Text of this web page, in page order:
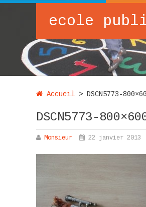
ecole
Accueil > DSCN5773-
DSCN5773-
Monsieur 22 janvier 2013